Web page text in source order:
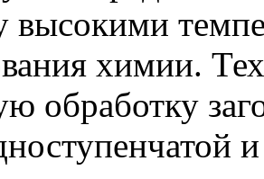
высокими
химии.
обработку